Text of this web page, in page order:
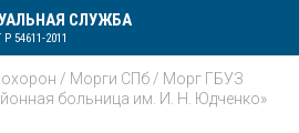
СЛУЖБА
54611-2011
/ Морги СПб / Морг ГБУЗ
больница им. И. Н. Юдченко»